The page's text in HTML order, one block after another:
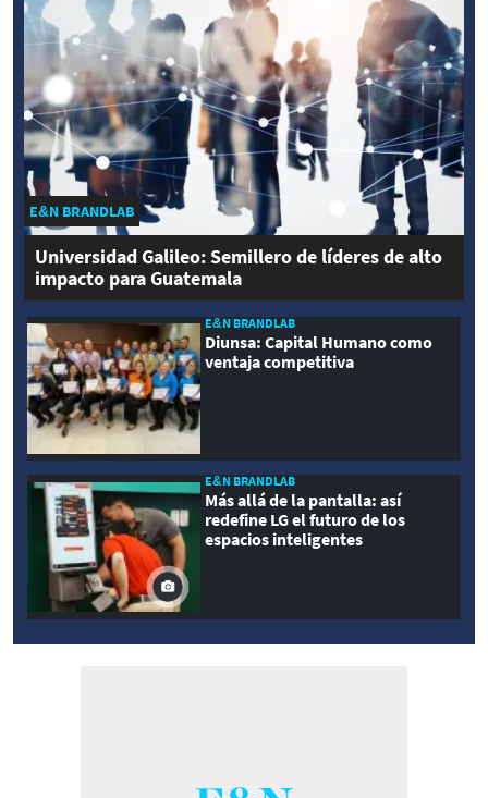
E&N BRANDLAB
Universidad Galileo: Semillero de líderes de alto
impacto para Guatemala
E&N BRANDLAB
Diunsa: Capital Humano como
ventaja competitiva
E&N BRANDLAB
Más allá de la pantalla: así
redefine LG el futuro de los
espacios inteligentes